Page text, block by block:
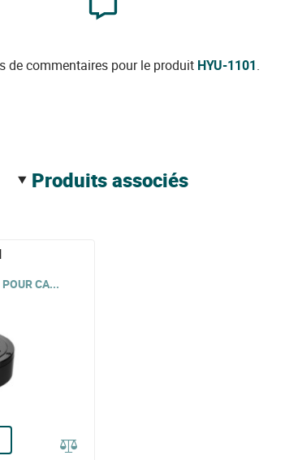
de commentaires pour le produit HYU-1101.
produits associés
CA...